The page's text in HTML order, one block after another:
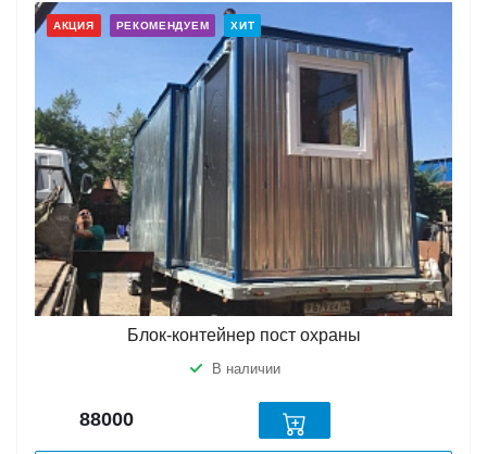
АКЦИЯ РЕКОМЕНДУЕМ ХИТ
Блок-контейнер пост охраны
В наличии
88000